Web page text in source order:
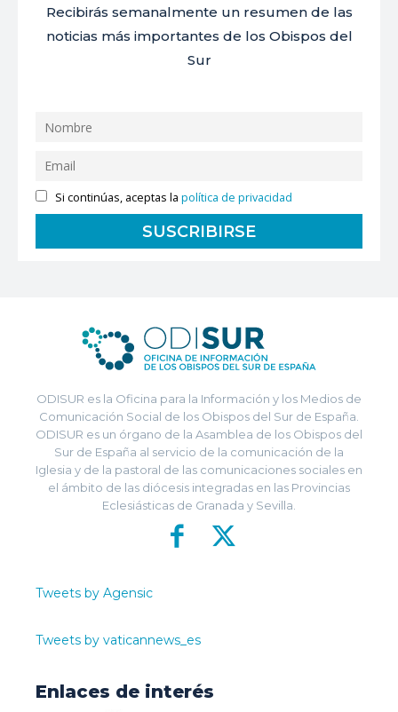
Recibirás semanalmente un resumen de las
noticias más importantes de los Obispos del
Sur
Si continúas, aceptas lapolítica de privacidad
ODISUR es la Oficina para la Información y los Medios de
Comunicación Social de los Obispos del Sur de España.
ODISUR es un órgano de la Asamblea de los Obispos del
Sur de España al servicio de la comunicación de la
Iglesia y de la pastoral de las comunicaciones sociales en
el ámbito de las diócesis integradas en las Provincias
Eclesiásticas de Granada y Sevilla.
Tweets by Agensic
Tweets by vaticannews_es
Enlaces de interés